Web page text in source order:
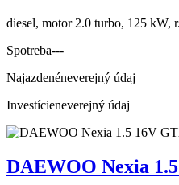
diesel, motor 2.0 turbo, 125 kW,
Spotreba---
Najazdenéneverejný údaj
Investícieneverejný údaj
DAEWOO Nexia